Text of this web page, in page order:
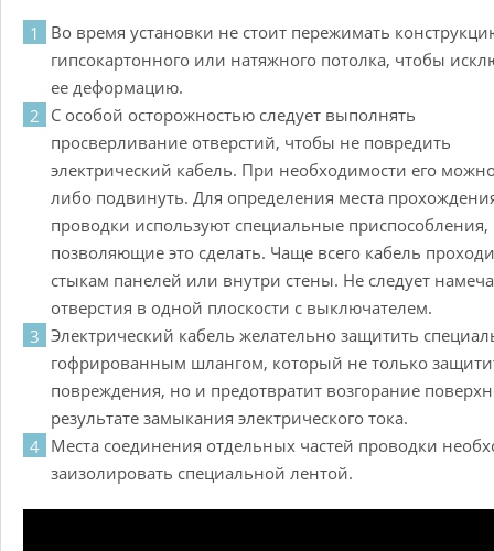
Во время установки не стоит пережимать
гипсокартонного или натяжного потолка, чтобы
ее деформацию.
С особой осторожностью следует выполнять
просверливание отверстий, чтобы не повредить
электрический кабель. При необходимости его
либо подвинуть. Для определения места
проводки используют специальные приспособления,
позволяющие это сделать. Чаще всего кабель
стыкам панелей или внутри стены. Не следует
отверстия в одной плоскости с выключателем.
Электрический кабель желательно защитить
гофрированным шлангом, который не только
повреждения, но и предотвратит возгорание
результате замыкания электрического тока.
Места соединения отдельных частей проводки
заизолировать специальной лентой.